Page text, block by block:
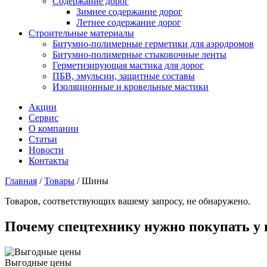
Зимнее содержание дорог
Летнее содержание дорог
Строительные материалы
Битумно-полимерные герметики для аэродромов
Битумно-полимерные стыковочные ленты
Герметизирующая мастика для дорог
ПБВ, эмульсии, защитные составы
Изоляционные и кровельные мастики
Акции
Сервис
О компании
Статьи
Новости
Контакты
Главная /Товары /Шины
Товаров, соответствующих вашему запросу, не обнаружено.
Почему спецтехнику нужно покупать у
Выгодные цены